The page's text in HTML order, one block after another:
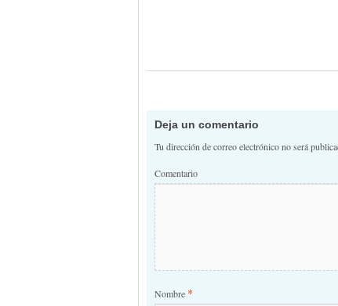
Deja un comentario
Tu dirección de correo electrónico no será
Comentario
Nombre *